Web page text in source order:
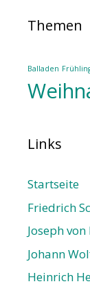
Themen
Balladen
Links
Startseite
Friedrich
Joseph
Johann
Heinrich